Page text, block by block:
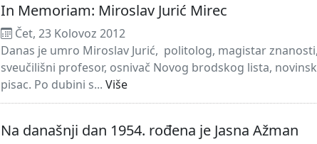
In Memoriam: Miroslav Jurić Mirec
Čet, 23 Kolovoz 2012
Danas je umro Miroslav Jurić, politolog, magistar znanosti,
sveučilišni profesor, osnivač Novog brodskog lista,
pisac. Po dubini s... Više
Na današnji dan 1954. rođena je Jasna Ažman